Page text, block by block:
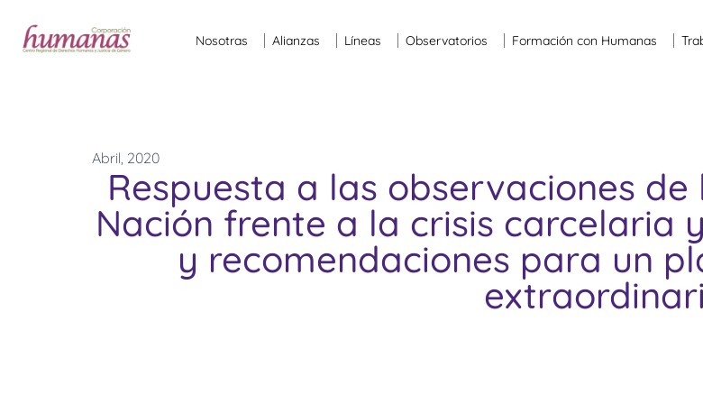
Nosotras Alianzas Líneas Observatorios Formación con Humanas
Abril, 2020
Respuesta a las observaciones
Nación frente a la crisis carcelaria
y recomendaciones para un